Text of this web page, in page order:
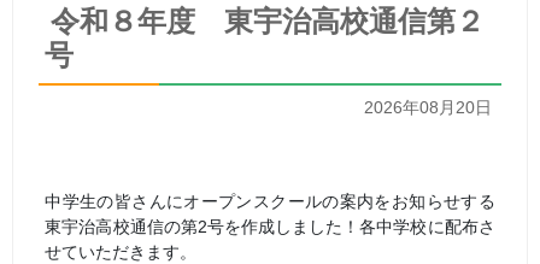
令和８年度 東宇治高校通信第２
号
2026年08月20日
中学生の皆さんにオープンスクールの案内をお知らせする
東宇治高校通信の第2号を作成しました！各中学校に配布さ
せていただきます。